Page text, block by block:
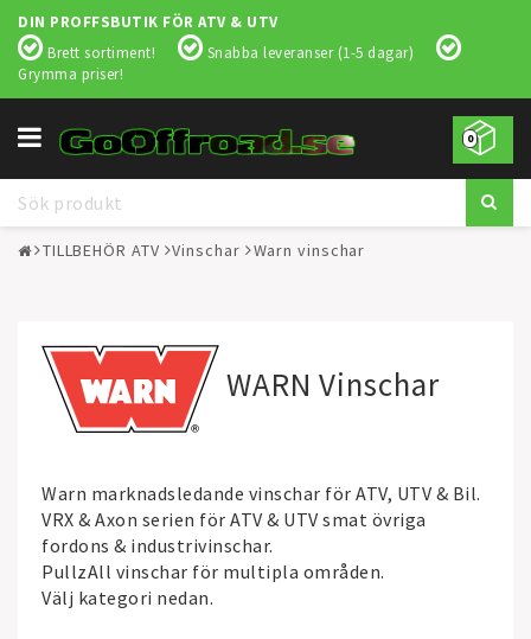
DIN PROFFSBUTIK FÖR ATV & UTV
Brett sortiment!
Snabba leveranser (1-5 dagar)
Grymma priser!
0
Toggle
navigation
TILLBEHÖR ATV Vinschar Warn vinschar
WARN Vinschar
Warn marknadsledande vinschar för ATV, UTV & Bil.
VRX & Axon serien för ATV & UTV smat övriga
fordons & industrivinschar.
PullzAll vinschar för multipla områden.
Välj kategori nedan.